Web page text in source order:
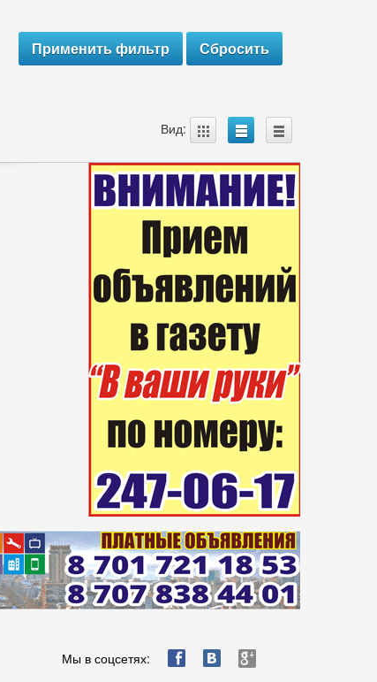
Вид: A B C
Мы в соцсетях: ä æ è